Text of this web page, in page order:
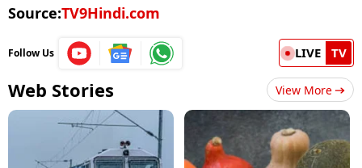
Source:TV9Hindi.com
Follow Us LIVE TV
Web Stories View More